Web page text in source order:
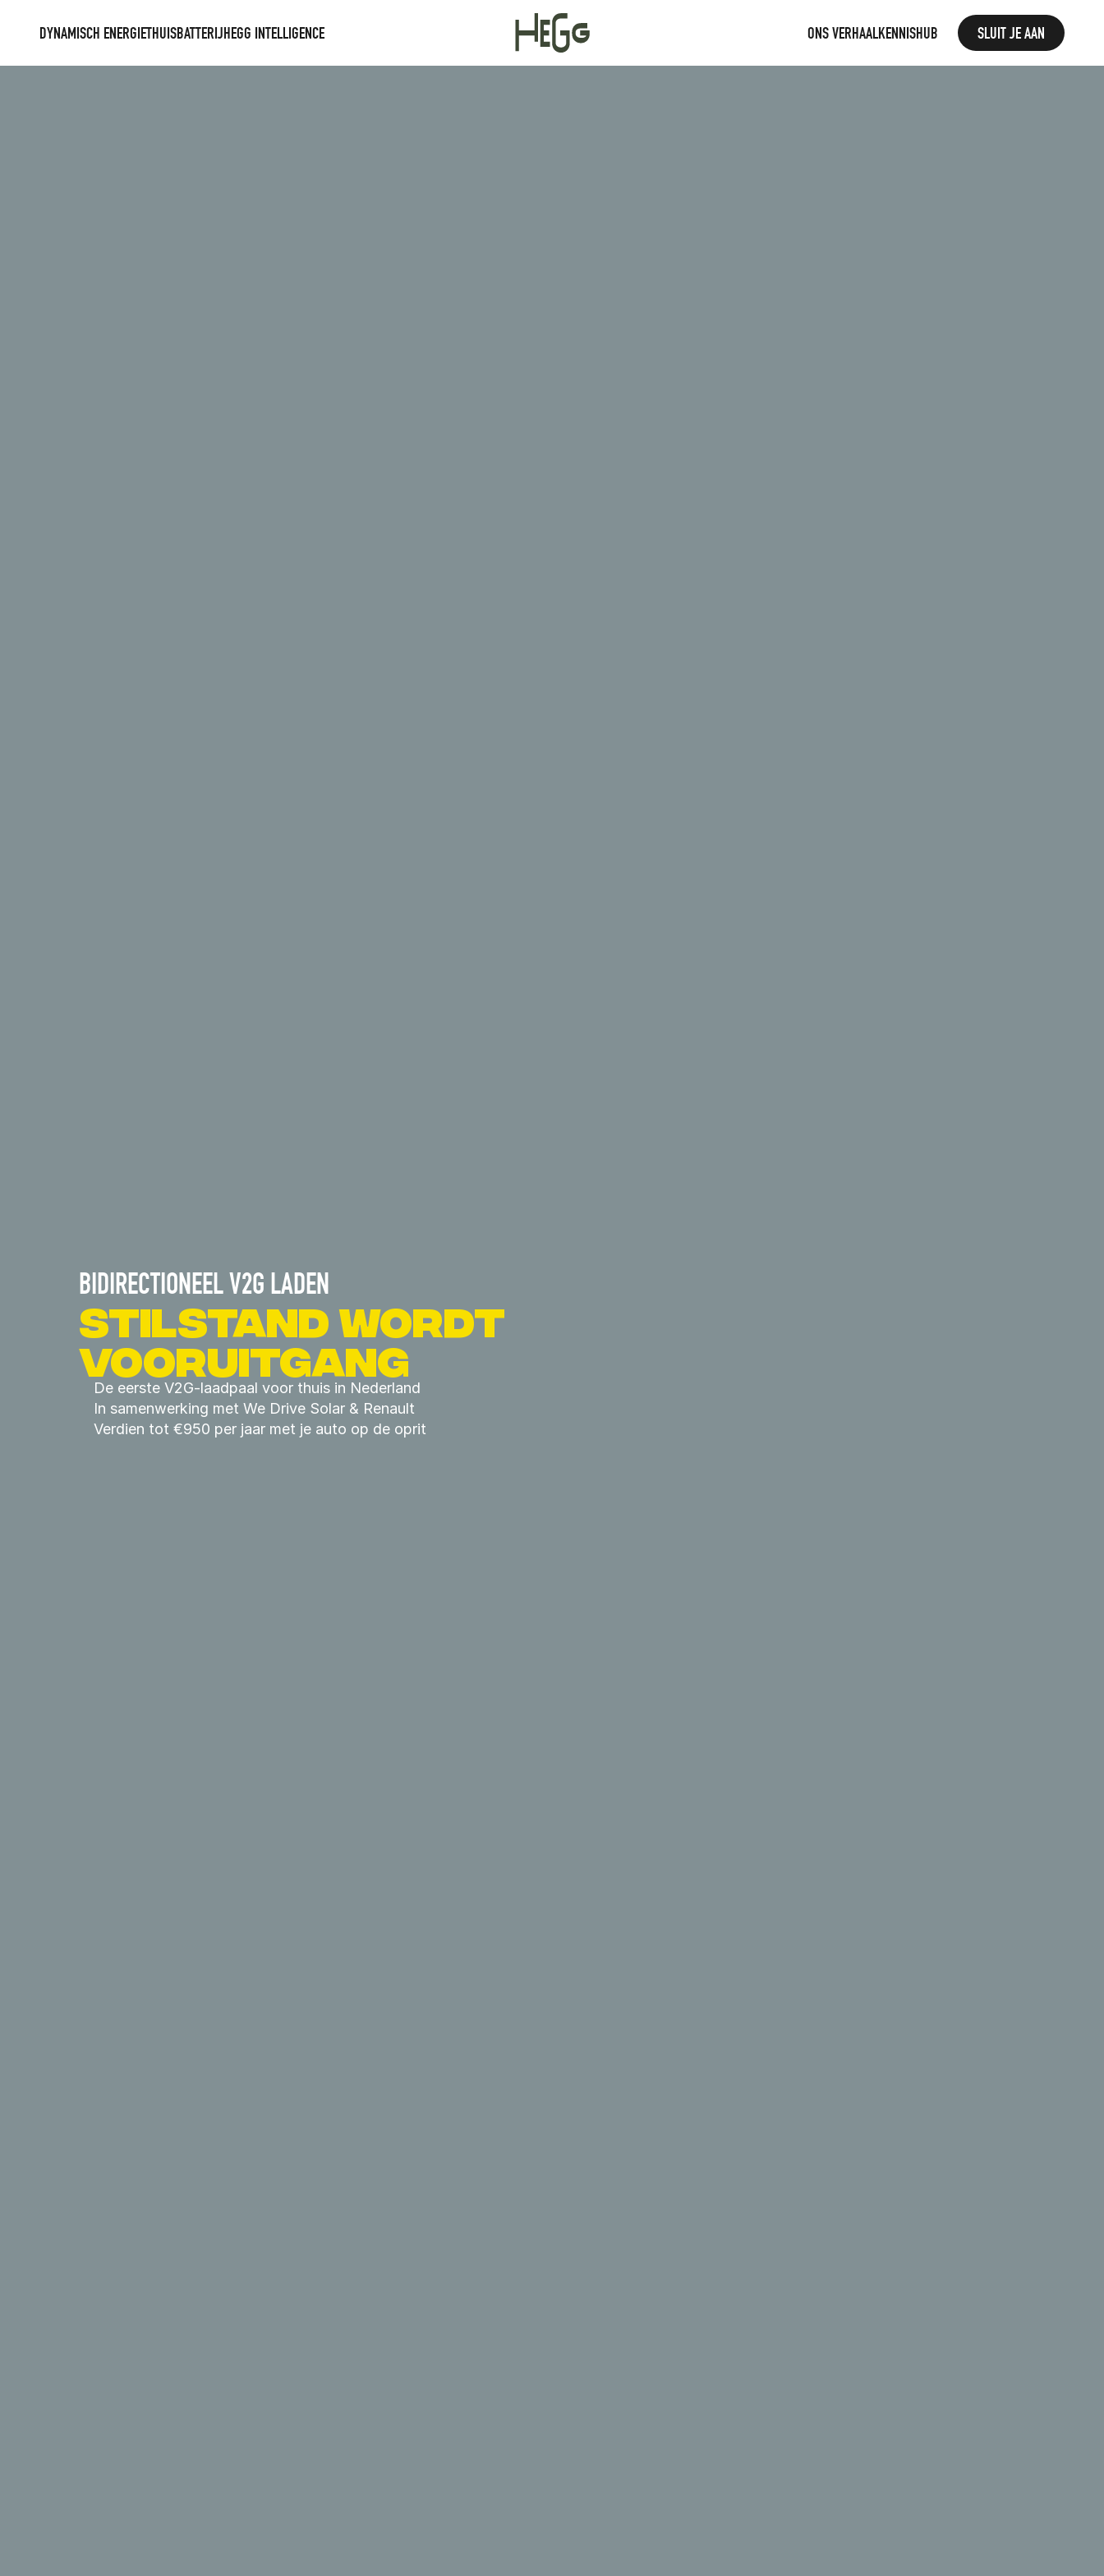
DYNAMISCH ENERGIETHUISBATTERIJHEGG INTELLIGENCE ONS VERHAALKENNISHUB SLUIT JE AAN
BIDIRECTIONEEL V2G LADEN
STILSTAND WORDT
VOORUITGANG
De eerste V2G-laadpaal voor thuis in Nederland
In samenwerking met We Drive Solar & Renault
Verdien tot €950 per jaar met je auto op de oprit